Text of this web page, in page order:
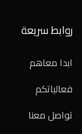
روابط سريعة
ابدا معاهم
فعالياتكم
تواصل معنا